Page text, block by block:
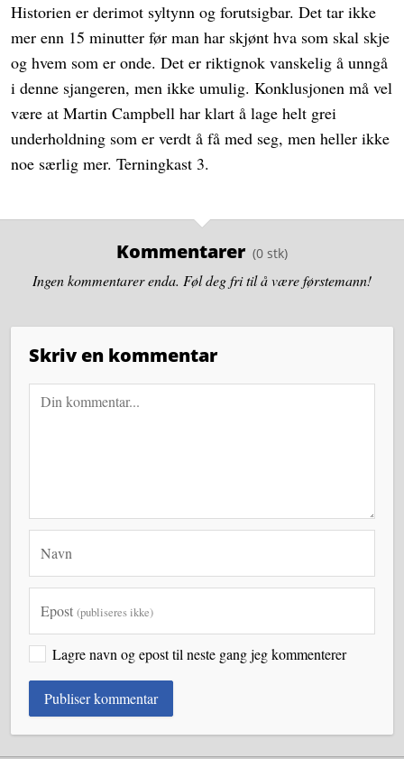
Historien er derimot syltynn og forutsigbar. Det tar ikke
mer enn 15 minutter før man har skjønt hva som skal skje
og hvem som er onde. Det er riktignok vanskelig å unngå
i denne sjangeren, men ikke umulig. Konklusjonen må vel
være at Martin Campbell har klart å lage helt grei
underholdning som er verdt å få med seg, men heller ikke
noe særlig mer. Terningkast 3.
Kommentarer
Ingen kommentarer enda. Føl deg fri til å være førstemann!
Skriv en kommentar
Navn
Epost (publiseres ikke)
Lagre navn og epost til neste gang jeg kommenterer
Publiser kommentar